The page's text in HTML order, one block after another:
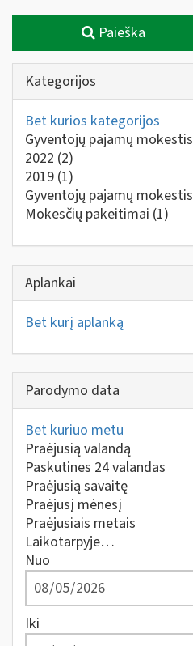
Paieška
Kategorijos
Bet kurios kategorijos
Gyventojų pajamų mokestis
2022 (2)
2019 (1)
Gyventojų pajamų mokestis
Mokesčių pakeitimai (1)
Aplankai
Bet kurį aplanką
Parodymo data
Bet kuriuo metu
Praėjusią valandą
Paskutines 24 valandas
Praėjusią savaitę
Praėjusį mėnesį
Praėjusiais metais
Laikotarpyje…
Nuo
Iki